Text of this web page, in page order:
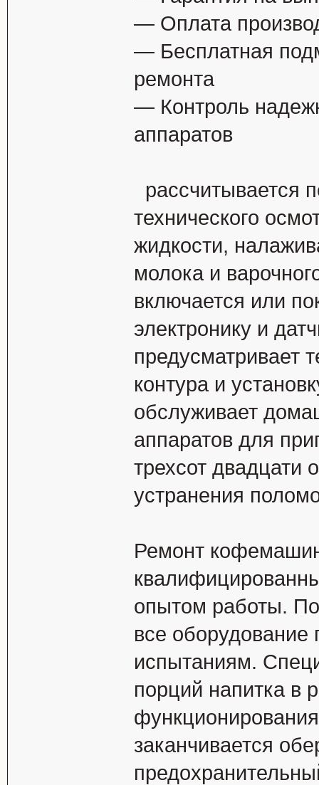
— Оплата
— Бесплатная
ремонта
— Контроль
аппаратов
рассчитывается
технического
жидкости,
молока и
включается или
электронику и
предусматривает
контура и
обслуживает
аппаратов для
трехсот двадцати
устранения
Ремонт
опытом работы. По
все оборудование
испытаниям.
порций напитка в
заканчивается